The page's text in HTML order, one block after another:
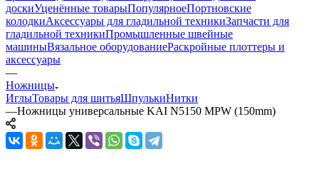
доскиУценённые товарыПопулярноеПортновские
колодкиАксессуары для гладильной техникиЗапчасти для
гладильной техникиПромышленные швейные
машиныВязальное оборудованиеРаскройные плоттеры и
аксессуары
—
Ножницы
ИглыТовары для шитьяШпулькиНитки
—Ножницы универсальные KAI N5150 MPW (150mm)